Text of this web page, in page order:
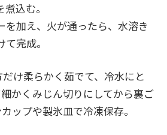
込む。
を加え、火が通ったら、水溶き
完成。
け柔らかく茹でて、冷水にと
かくみじん切りにしてから裏ご
ップや製氷皿で冷凍保存。